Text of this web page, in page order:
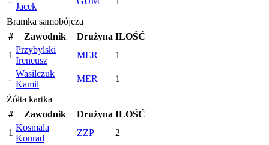
Jacek
Bramka samobójcza
#
Zawodnik Drużyna ILOŚĆ
1
Przybylski
Ireneusz
MER 1
-
Wasilczuk
Kamil
MER
1
Żółta kartka
#
Zawodnik Drużyna ILOŚĆ
1
Kosmala
Konrad
ZZP 2